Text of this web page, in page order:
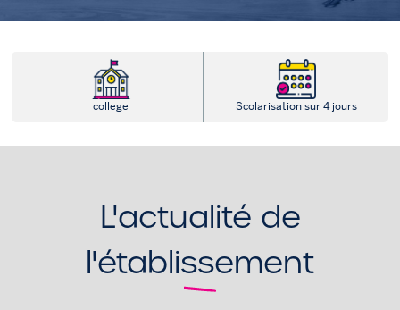
college Scolarisation sur 4 jours
L'actualité de
l'établissement